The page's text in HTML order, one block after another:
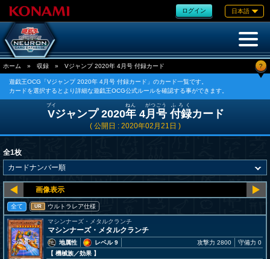
ログイン 日本語
ホーム » 収録 » Vジャンプ 2020年 4月号 付録カード ?
遊戯王OCG「Vジャンプ 2020年 4月号 付録カード」のカード一覧です。
カードを選択するとより詳細な遊戯王OCG公式ルールを確認する事ができます。
V
ブイ
ジャンプ 2020年
ねん
4月
がつ
号
ごう
付録
ふろく
カード
( 公開日 : 2020年02月21日 )
全1枚
全て UR ウルトラレア仕様
マシンナーズ・メタルクランチ
マシンナーズ・メタルクランチ
地属性
レベル 9
【 機械族／効果 】
攻撃力 2800 守備力 0